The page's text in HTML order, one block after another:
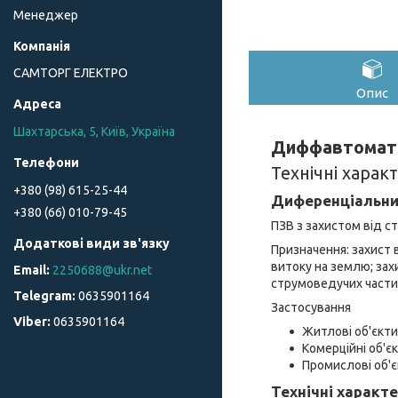
Опис
Диффавтомат
Технічні
ПЗВ з захистом від
Призначення: захист
витоку на землю;
струмоведучих
Застосування
Житлові об'єкти
Комерційні
Промислові
Технічні
Менеджер
САМТОРГ ЕЛЕКТРО
Шахтарська, 5, Київ, Україна
+380 (98) 615-25-44
+380 (66) 010-79-45
2250688@ukr.net
0635901164
0635901164